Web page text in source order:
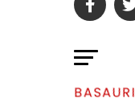
BASAURI